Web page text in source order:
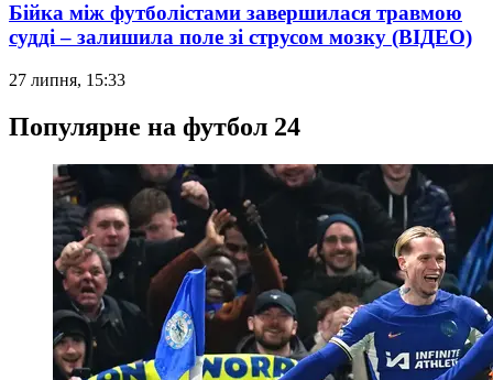
Бійка між футболістами завершилася травмою
судді – залишила поле зі струсом мозку (ВІДЕО)
27 липня, 15:33
Популярне на футбол 24